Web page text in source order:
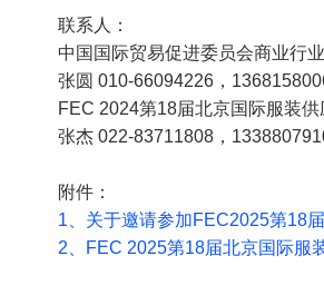
联系人：
中国国际贸易促进委员会商业行
张圆 010-66094226，
FEC 2024第18届北京国际服装
张杰 022-83711808，
附件：
1、关于邀请参加FEC2025第18
2、FEC 2025第18届北京国际服